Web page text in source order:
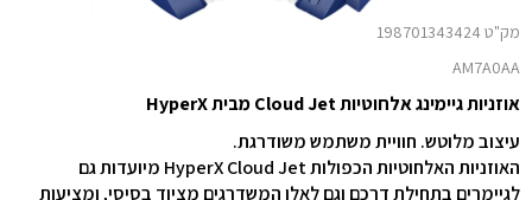
מק"ט 198701343424
AM7A0AA
אוזניות גיימינג אלחוטיות Cloud Jet מבית HyperX
עיצוב מלוטש. חוויית משתמש משודרגת.
האוזניות האלחוטיות הכפולות HyperX Cloud Jet מיועדות גם
לגיימרים בתחילת דרכם וגם לאלו המשדרגים מציוד בסיסי, ומציעות